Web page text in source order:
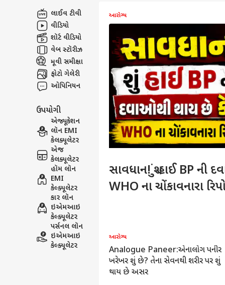
લાઈવ ટીવી
વીડિયો
શૉર્ટ વીડિયો
વેબ સ્ટૉરીઝ
મૂવી સમીક્ષા
ફોટો ગેલેરી
ઓપિનિયન
ઉપયોગી
એજ્યૂકેશન
લૉન EMI
કેલક્યૂલેટર
એજ
કેલક્યૂલેટર
હૉમ લૉન
EMI
કેલ્ક્યૂલેટર
કાર લૉન
ઇએમઆઇ
કેલ્ક્યૂલેટર
પર્સનલ લૉન
ઇએમઆઇ
કેલ્ક્યૂલેટર
આરોગ્ય
સાવધાન! શું હાઈ BP ની
WHO ના ચોંકાવનારા
Alert: પનીર ખાતા પહેલા
આરોગ્ય
Uric Acid: આ ભૂલોના કારણે સતત
વધે છે યુરિક એસિડ, આ રીતે ઘટાડો